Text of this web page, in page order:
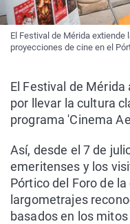
El Festival de Mérida
proyecciones de cine en el
El Festival de
por llevar la cultura
programa 'Cinema
Así, desde el 7 de
emeritenses y los
Pórtico del Foro de
largometrajes
basados en los